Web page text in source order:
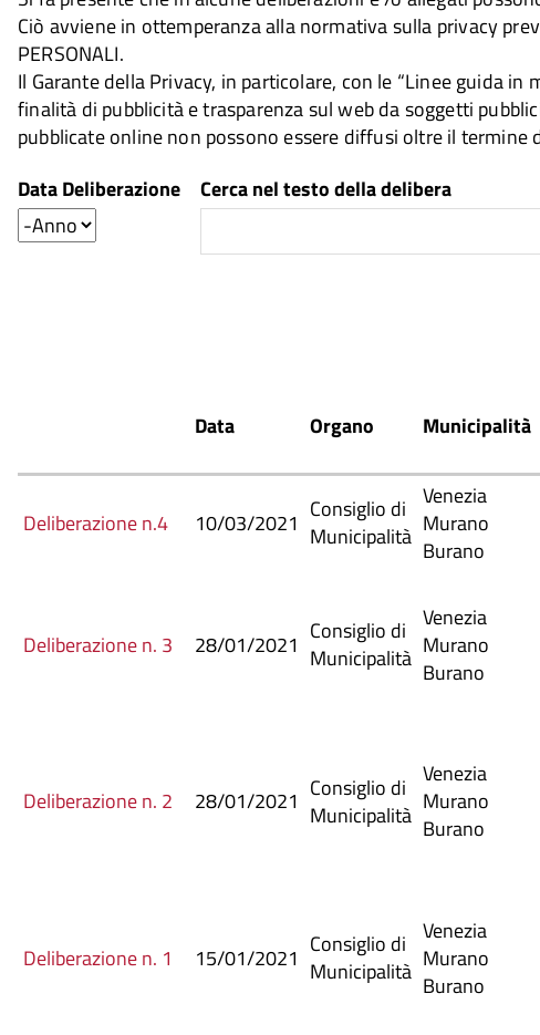
Ciò avviene in ottemperanza alla normativa sulla privacy
PERSONALI.
Il Garante della Privacy, in particolare, con le “Linee guida
finalità di pubblicità e trasparenza sul web da soggetti
pubblicate online non possono essere diffusi oltre il
Data Deliberazione
Anno
Cerca nel testo della delibera
Data Organo Municipalità
Deliberazione n.4 10/03/2021 Consiglio di
Municipalità
Venezia
Murano
Burano
Deliberazione n. 3 28/01/2021 Consiglio di
Municipalità
Venezia
Murano
Burano
Deliberazione n. 2 28/01/2021 Consiglio di
Municipalità
Venezia
Murano
Burano
Deliberazione n. 1 15/01/2021 Consiglio di
Municipalità
Venezia
Murano
Burano